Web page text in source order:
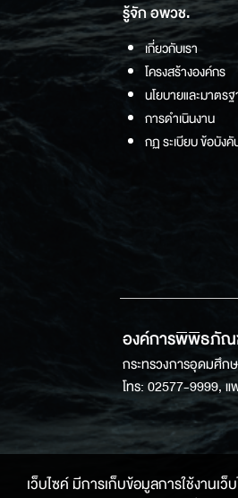
รู้จัก อพวช.
เกี่ยวกับเรา
โครงสร้างองค์กร
นโยบายและมาตร
การดำเนินงาน
กฏ ระเบียบ ข้อบังคั
องค์การพิพิธภัณ
กระทรวงการอุดมศึ
โทร: 02577-9999,
เว็บไซค์ มีการเก็บข้อมูลการใช้งาน